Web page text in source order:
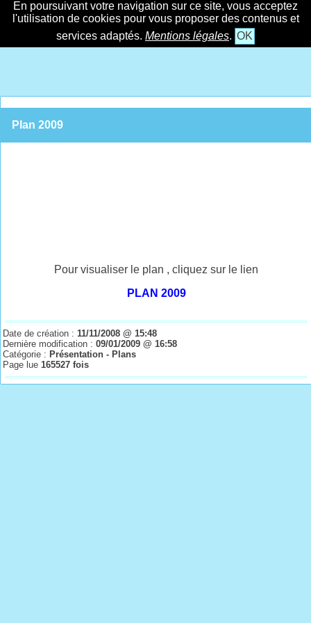
En poursuivant votre navigation sur ce site, vous acceptez
l'utilisation de cookies pour vous proposer des contenus et
services adaptés. Mentions légales. OK
Plan 2009
Pour visualiser le plan , cliquez sur le lien
PLAN 2009
Date de création :11/11/2008 @ 15:48
Dernière modification :09/01/2009 @ 16:58
Catégorie : Présentation - Plans
Page lue165527 fois